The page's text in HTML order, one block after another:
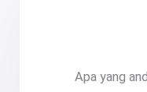
Apa yang